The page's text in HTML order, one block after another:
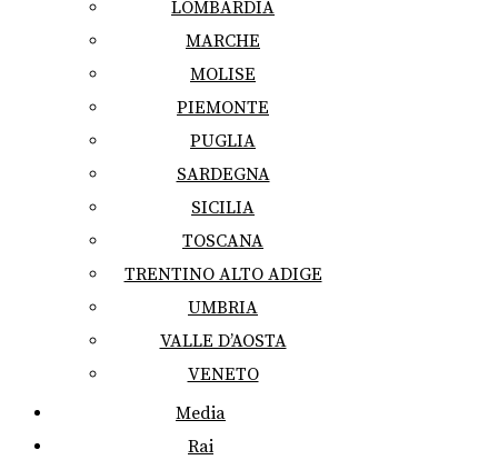
LOMBARDIA
MARCHE
MOLISE
PIEMONTE
PUGLIA
SARDEGNA
SICILIA
TOSCANA
TRENTINO ALTO ADIGE
UMBRIA
VALLE D’AOSTA
VENETO
Media
Rai